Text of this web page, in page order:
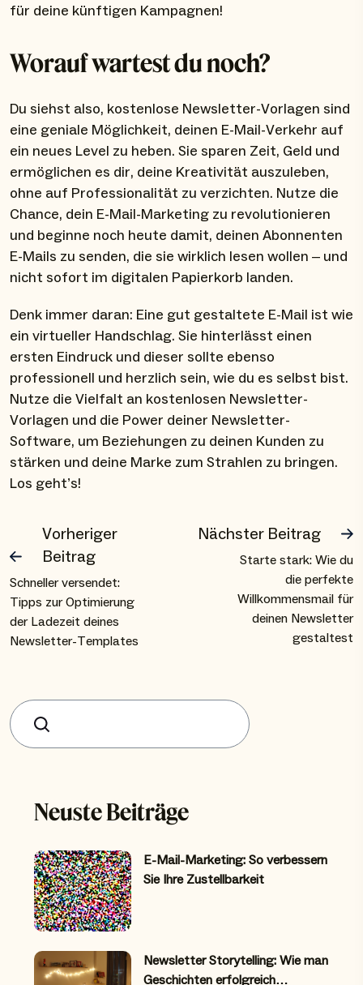
für deine künftigen Kampagnen!
Worauf wartest du noch?
Du siehst also, kostenlose Newsletter-Vorlagen sind
eine geniale Möglichkeit, deinen E-Mail-Verkehr auf
ein neues Level zu heben. Sie sparen Zeit, Geld und
ermöglichen es dir, deine Kreativität auszuleben,
ohne auf Professionalität zu verzichten. Nutze die
Chance, dein E-Mail-Marketing zu revolutionieren
und beginne noch heute damit, deinen Abonnenten
E-Mails zu senden, die sie wirklich lesen wollen – und
nicht sofort im digitalen Papierkorb landen.
Denk immer daran: Eine gut gestaltete E-Mail ist wie
ein virtueller Handschlag. Sie hinterlässt einen
ersten Eindruck und dieser sollte ebenso
professionell und herzlich sein, wie du es selbst bist.
Nutze die Vielfalt an kostenlosen Newsletter-
Vorlagen und die Power deiner Newsletter-
Software, um Beziehungen zu deinen Kunden zu
stärken und deine Marke zum Strahlen zu bringen.
Los geht’s!
Vorheriger
Beitrag
Schneller versendet:
Tipps zur Optimierung
der Ladezeit deines
Newsletter-Templates
Nächster Beitrag
Starte stark: Wie du
die perfekte
Willkommensmail für
deinen Newsletter
gestaltest
Suchen
Neuste Beiträge
E-Mail-Marketing: So verbessern
Sie Ihre Zustellbarkeit
Newsletter Storytelling: Wie man
Geschichten erfolgreich…